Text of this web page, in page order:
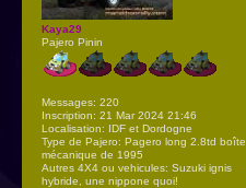
Kaya29
Pajero Pinin
Messages: 220
Inscription: 21 Mar 2024 21:46
Localisation: IDF et Dordogne
Type de Pajero: Pagero long 2.8td boîte
mécanique de 1995
Autres 4X4 ou vehicules: Suzuki ignis
hybride, une nippone quoi!